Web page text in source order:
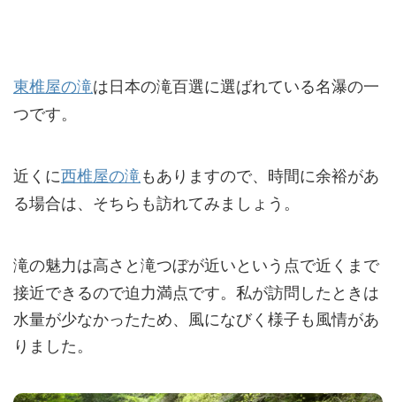
東椎屋の滝は日本の滝百選に選ばれている名瀑の一
つです。
近くに西椎屋の滝もありますので、時間に余裕があ
る場合は、そちらも訪れてみましょう。
滝の魅力は高さと滝つぼが近いという点で近くまで
接近できるので迫力満点です。私が訪問したときは
水量が少なかったため、風になびく様子も風情があ
りました。